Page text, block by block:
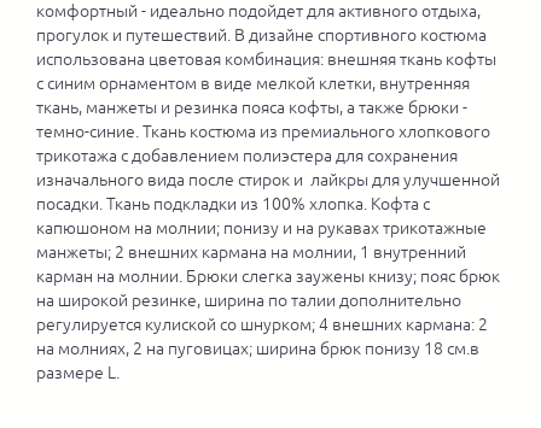
комфортный - идеально подойдет для активного отдыха,
прогулок и путешествий. В дизайне спортивного костюма
использована цветовая комбинация: внешняя ткань кофты
с синим орнаментом в виде мелкой клетки, внутренняя
ткань, манжеты и резинка пояса кофты, а также брюки -
темно-синие. Ткань костюма из премиального хлопкового
трикотажа с добавлением полиэстера для сохранения
изначального вида после стирок и лайкры для улучшенной
посадки. Ткань подкладки из 100% хлопка. Кофта с
капюшоном на молнии; понизу и на рукавах трикотажные
манжеты; 2 внешних кармана на молнии, 1 внутренний
карман на молнии. Брюки слегка заужены книзу; пояс брюк
на широкой резинке, ширина по талии дополнительно
регулируется кулиской со шнурком; 4 внешних кармана: 2
на молниях, 2 на пуговицах; ширина брюк понизу 18 см.в
размере L.